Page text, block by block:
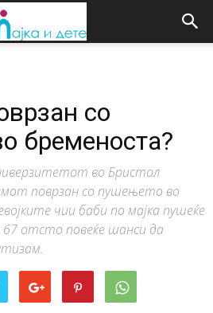
со
бременоста?
во Бристол
поврзан со пушењето во
чии баби по мајка пушеќе
отсто повеќе шанси да